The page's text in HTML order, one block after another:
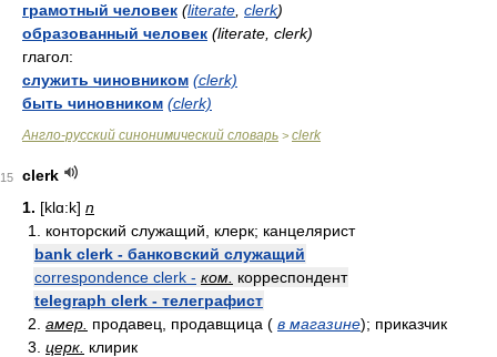
грамотный человек (literate clerk)
образованный человек (literate, clerk)
глагол:
служить чиновником (clerk)
быть чиновником (clerk)
Англо-русский синонимический словарь > clerk
15
clerk
1. [klɑ:k] n
1. конторский служащий, клерк; канцелярист
bank clerk - банковский служащий
correspondence clerk - ком. корреспондент
telegraph clerk - телеграфист
2. амер. продавец, продавщица ( в магазине); приказчик
3. церк. клирик